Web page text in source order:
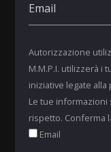
Autorizzazione
M.M.P.I. utilizzerà i
iniziative legate
Le tue informazioni
rispetto. Conferma
Email